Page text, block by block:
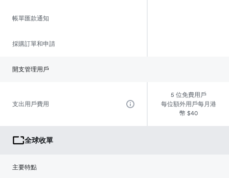
帳單匯款通知
採購訂單和申請
開支管理用戶
支出用戶費用
5 位免費用戶
每位額外用戶每月港
幣 $40
全球收單
主要特點